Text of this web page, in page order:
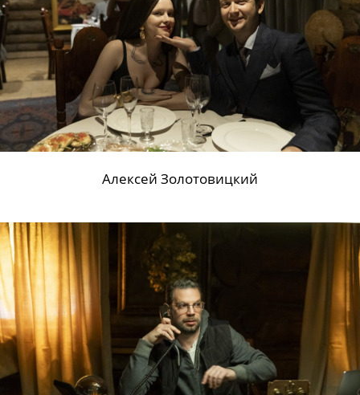
Алексей Золотовицкий